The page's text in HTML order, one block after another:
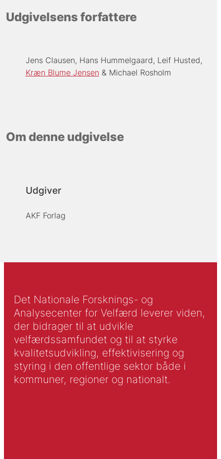
Udgivelsens forfattere
Jens Clausen Hans Hummelgaard Leif Husted
Kræn Blume Jensen
Michael Rosholm
Om denne udgivelse
Udgiver
AKF Forlag
Det Nationale Forsknings- og
Analysecenter for Velfærd leverer viden,
der bidrager til at udvikle
velfærdssamfundet og til at styrke
kvalitetsudvikling, effektivisering og
styring i den offentlige sektor både i
kommuner, regioner og nationalt.